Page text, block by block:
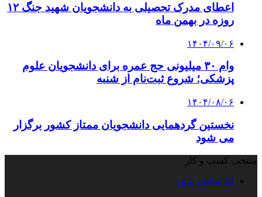
اعطای مدرک تحصیلی به دانشجویان شهید جنگ ۱۲
روزه در بهمن ماه
۱۴۰۴/۰۹/۰۶
وام ۳۰ میلیونی حج عمره برای دانشجویان علوم
پزشکی؛ شروع ثبت‌نام از شنبه
۱۴۰۴/۰۸/۰۶
نخستین گردهمایی دانشجویان ممتاز کشور برگزار
می شود
منتخب کسب و کار
22 ساعت پیش